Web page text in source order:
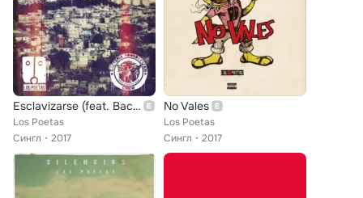
Esclavizarse (feat. Bacteria Soundsystem Crew)
Los Poetas
Сингл
2017
No Vales
Los Poetas
Сингл
2017